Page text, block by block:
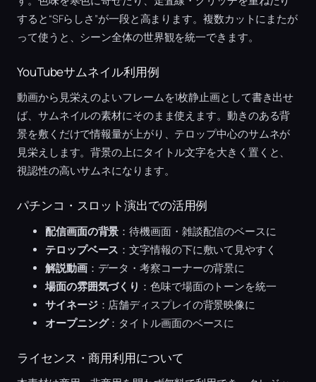
すると“SFらしさ”が一段と高まります。複数カットにまたが
って使うと、シーン全体の世界観を統一できます。
YouTubeサムネイル利用例
動画から見栄えのよいフレームを1枚静止画として書き出せ
ば、サムネイルの素材にそのまま使えます。動きのある背
景を敷くだけで情報量が上がり、テロップ中心のサムネが
見栄えします。背景の上にタイトル文字を大きく置くと、
視認性の高いサムネになります。
パチンコ・スロット演出での活用例
配信画面の背景 ：待機画面・雑談配信のベースに
テロップベース ：文字情報の下に敷いて見やすく
解説動画：データ・考察コーナーの背景に
場面の雰囲気づくり ：色味で場面のトーンを統一
サイネージ：店舗ディスプレイの背景映像に
オープニング：タイトル画面のベースに
ライセンス・商用利用について